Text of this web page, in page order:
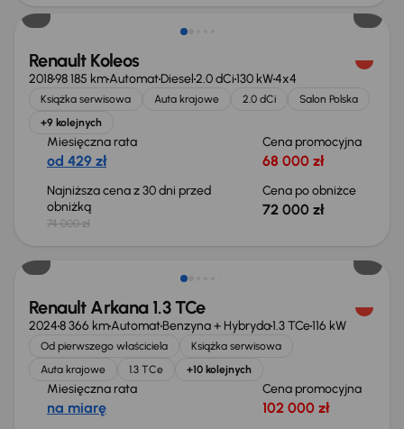
Renault Koleos
201898 185 kmAutomatDiesel2.0 dCi130 kW4x4
Książka serwisowa Auta krajowe 2.0 dCi
Salon Polska
+9 kolejnych
Miesięczna rata
od 429 zł
Cena promocyjna
68 000 zł
Najniższa cena z 30 dni przed
obniżką
74 000 zł
Cena po obniżce
72 000 zł
Renault Arkana 1.3 TCe
20248 366 kmAutomatBenzyna + Hybryda1.3 TCe116 kW
Od pierwszego właściciela
Książka serwisowa
Auta krajowe
1.3 TCe +10 kolejnych
Miesięczna rata
na miarę
Cena promocyjna
102 000 zł